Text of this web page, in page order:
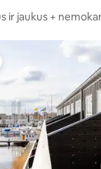
automobilio